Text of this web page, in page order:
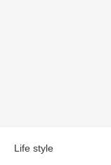
Life style